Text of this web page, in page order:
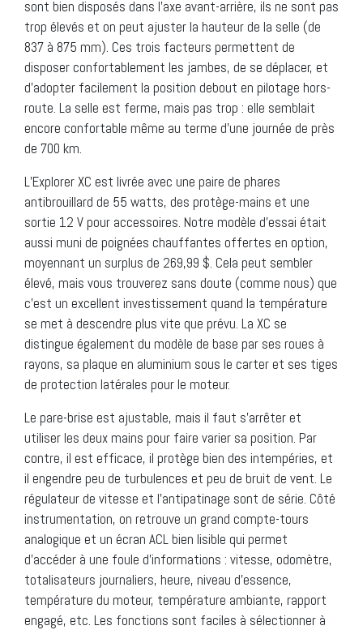
sont bien disposés dans l’axe avant-arrière, ils ne sont pas
trop élevés et on peut ajuster la hauteur de la selle (de
837 à 875 mm). Ces trois facteurs permettent de
disposer confortablement les jambes, de se déplacer, et
d’adopter facilement la position debout en pilotage hors-
route. La selle est ferme, mais pas trop : elle semblait
encore confortable même au terme d’une journée de près
de 700 km.
L’Explorer XC est livrée avec une paire de phares
antibrouillard de 55 watts, des protège-mains et une
sortie 12 V pour accessoires. Notre modèle d’essai était
aussi muni de poignées chauffantes offertes en option,
moyennant un surplus de 269,99 $. Cela peut sembler
élevé, mais vous trouverez sans doute (comme nous) que
c’est un excellent investissement quand la température
se met à descendre plus vite que prévu. La XC se
distingue également du modèle de base par ses roues à
rayons, sa plaque en aluminium sous le carter et ses tiges
de protection latérales pour le moteur.
Le pare-brise est ajustable, mais il faut s’arrêter et
utiliser les deux mains pour faire varier sa position. Par
contre, il est efficace, il protège bien des intempéries, et
il engendre peu de turbulences et peu de bruit de vent. Le
régulateur de vitesse et l’antipatinage sont de série. Côté
instrumentation, on retrouve un grand compte-tours
analogique et un écran ACL bien lisible qui permet
d’accéder à une foule d’informations : vitesse, odomètre,
totalisateurs journaliers, heure, niveau d’essence,
température du moteur, température ambiante, rapport
engagé, etc. Les fonctions sont faciles à sélectionner à